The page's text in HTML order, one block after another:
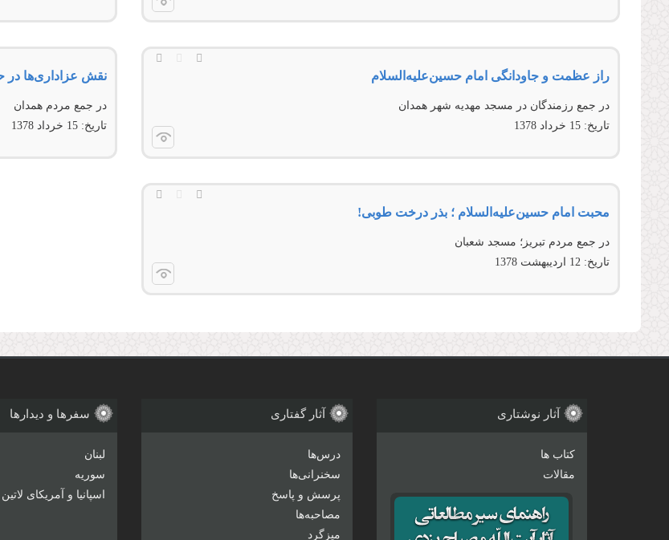
راز عظمت و جاودانگی امام حسین‌علیه‌‌‌‌السلام
در جمع رزمندگان در مسجد مهدیه شهر همدان
تاریخ: 15 خرداد 1378
نقش عزاداری‌ها در
در جمع مردم همدان
تاریخ: 15 خرداد 1378
محبت امام حسین‌‌علیه‌‌السلام ؛ بذر درخت طوبی!
در جمع مردم تبريز؛ مسجد شعبان
تاریخ: 12 ارديبهشت 1378
آثار نوشتاری
کتاب ها
مقالات
آثار گفتاری
درس‌ها
سخنرانی‌ها
پرسش و پاسخ
مصاحبه‌ها
میزگرد
سفرها و دیدارها
لبنان
سوریه
اسپانیا و آمریکای لاتین